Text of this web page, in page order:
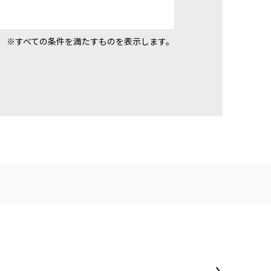
※すべての条件を満たすものを表示します。